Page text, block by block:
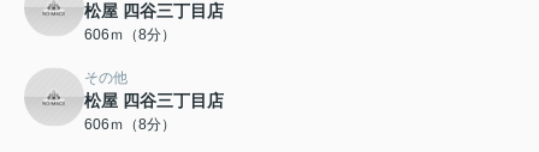
松屋 四谷三丁目店
606ｍ（8分）
その他
松屋 四谷三丁目店
606ｍ（8分）